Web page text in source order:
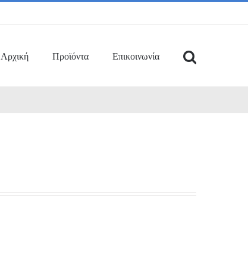
Αρχική Προϊόντα Επικοινωνία